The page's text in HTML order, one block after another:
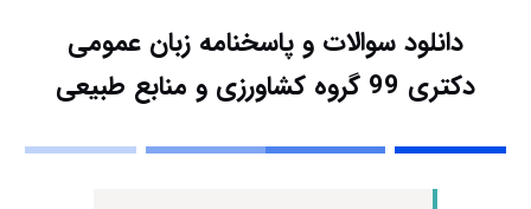
دانلود سوالات و پاسخنامه زبان عمومی
دکتری 99 گروه کشاورزی و منابع طبیعی